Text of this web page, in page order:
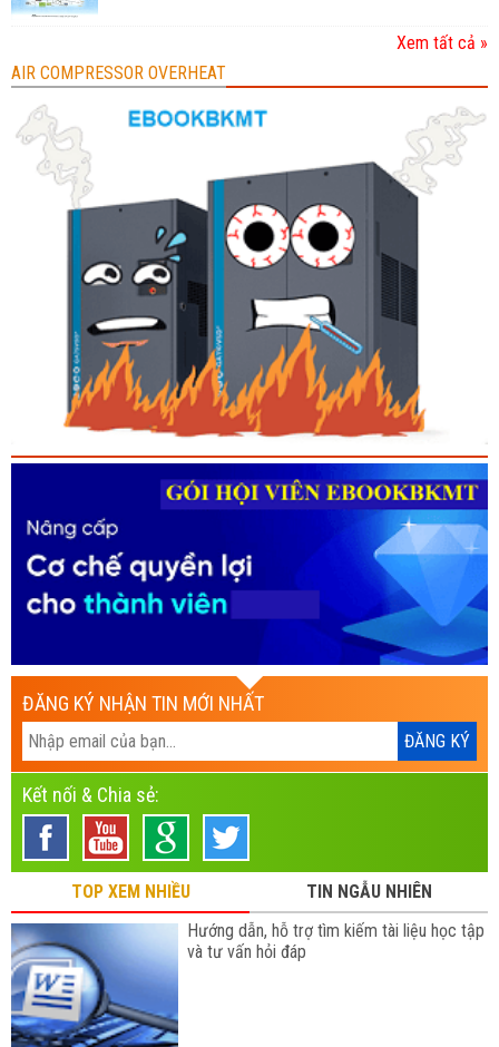
Xem tất cả »
AIR COMPRESSOR OVERHEAT
ĐĂNG KÝ NHẬN TIN MỚI NHẤT
Kết nối & Chia sẻ:
TOP XEM NHIỀU
TIN NGẪU NHIÊN
Hướng dẫn, hỗ trợ tìm kiếm tài liệu học tập
và tư vấn hỏi đáp